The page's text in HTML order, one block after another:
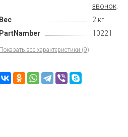
звонок.
Вес
2 кг
PartNamber
10221
Показать все характеристики (9)